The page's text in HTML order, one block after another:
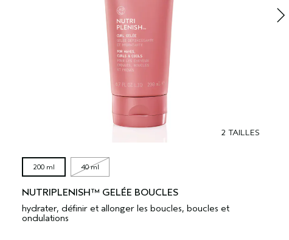
2 TAILLES
200 ml 40 ml
NUTRIPLENISH™ GELÉE BOUCLES
hydrater, définir et allonger les boucles, boucles et
ondulations